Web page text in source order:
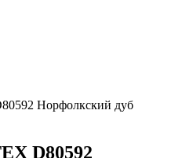
Норфолкский дуб
D80592